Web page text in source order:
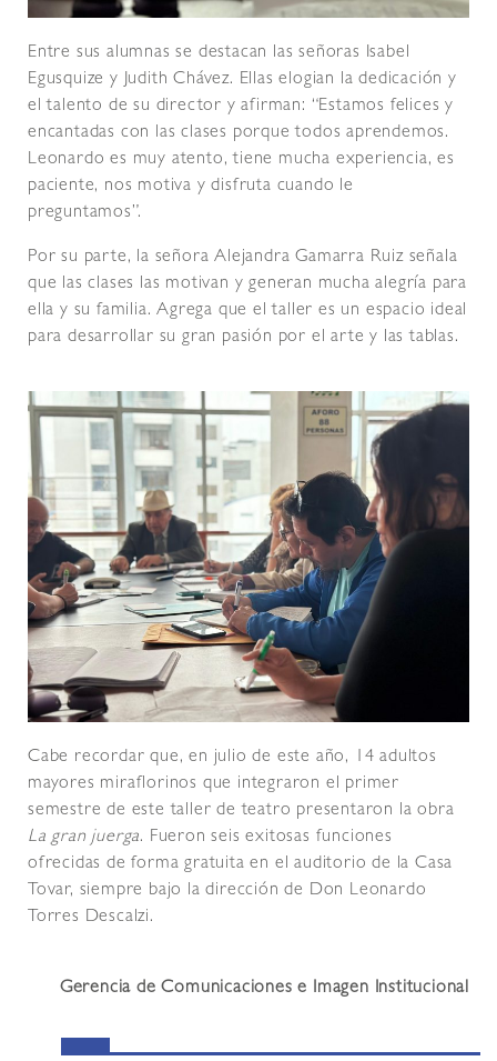
Entre sus alumnas se destacan las señoras Isabel
Egusquize y Judith Chávez. Ellas elogian la dedicación y
el talento de su director y afirman: “Estamos felices y
encantadas con las clases porque todos aprendemos.
Leonardo es muy atento, tiene mucha experiencia, es
paciente, nos motiva y disfruta cuando le
preguntamos”.
Por su parte, la señora Alejandra Gamarra Ruiz señala
que las clases las motivan y generan mucha alegría para
ella y su familia. Agrega que el taller es un espacio ideal
para desarrollar su gran pasión por el arte y las tablas.
Cabe recordar que, en julio de este año, 14 adultos
mayores miraflorinos que integraron el primer
semestre de este taller de teatro presentaron la obra
La gran juerga. Fueron seis exitosas funciones
ofrecidas de forma gratuita en el auditorio de la Casa
Tovar, siempre bajo la dirección de Don Leonardo
Torres Descalzi.
Gerencia de Comunicaciones e Imagen Institucional